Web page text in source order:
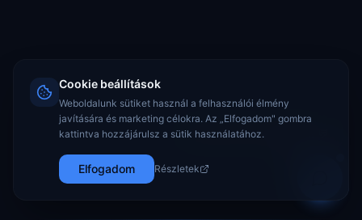
Kérdezz bátran, segítünk! 💬
Cookie beállítások
Weboldalunk sütiket használ a felhasználói élmény
javítására és marketing célokra. Az „Elfogadom" gombra
kattintva hozzájárulsz a sütik használatához.
Elfogadom Részletek